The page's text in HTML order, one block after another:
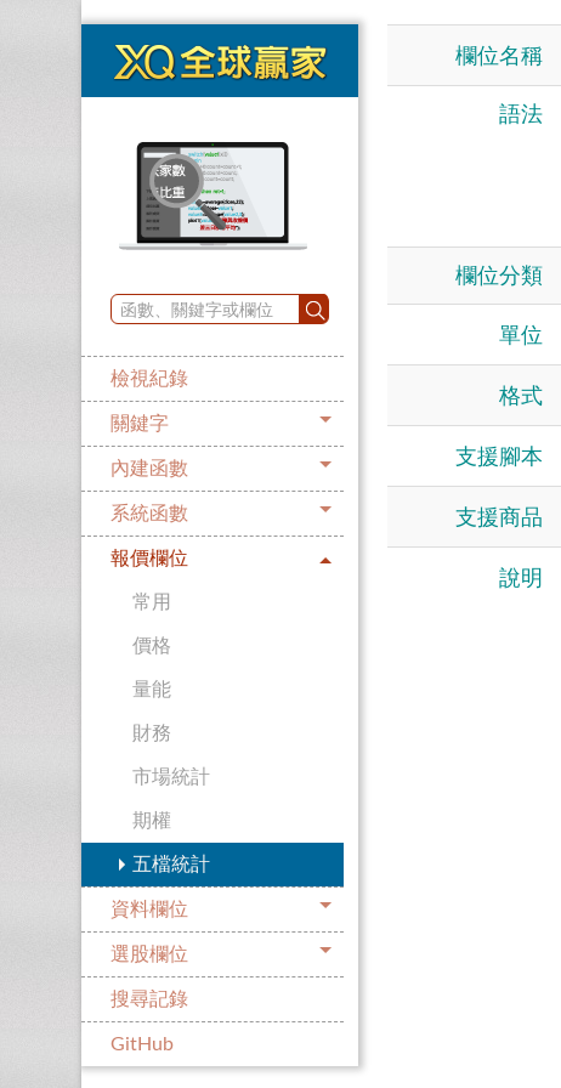
檢視紀錄
關鍵字
內建函數
系統函數
報價欄位
常用
價格
量能
財務
市場統計
期權
五檔統計
資料欄位
選股欄位
搜尋記錄
GitHub
欄位名稱
語法
欄位分類
單位
格式
支援腳本
支援商品
說明